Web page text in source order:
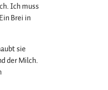
Ich muss
Brei in
sie
der Milch.